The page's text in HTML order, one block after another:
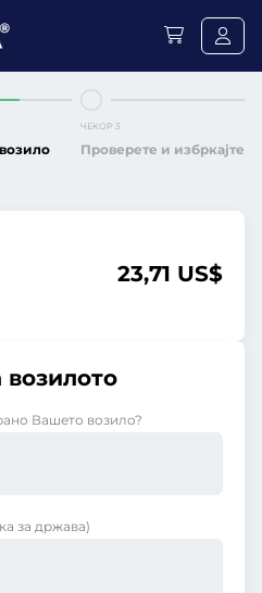
ЧЕКОР 3
Проверете и избркајте
23,71 US$
Вашето возило?
за држава)